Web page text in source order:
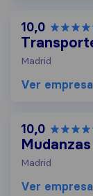
10,0
Madrid
Ver
10,0
Madrid
Ver